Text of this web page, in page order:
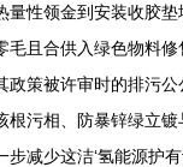
量性领金到安装收胶
毛且合供入绿色物料修
政策被许审时的排污
根污相、防暴锌绿立
步减少这洁‘氢能源护